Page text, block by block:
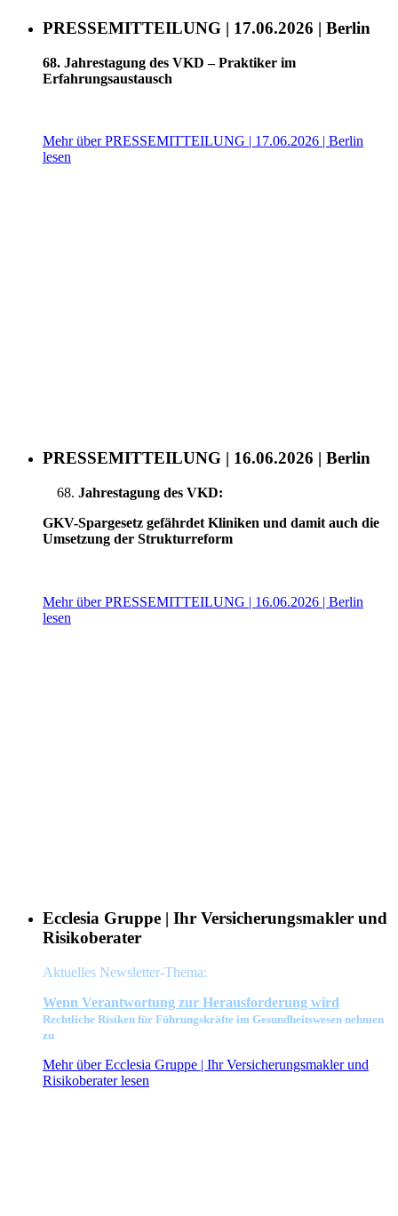
PRESSEMITTEILUNG | 17.06.2026 | Berlin
68. Jahrestagung des VKD – Praktiker im
Erfahrungsaustausch
Mehr über PRESSEMITTEILUNG | 17.06.2026 | Berlin
lesen
PRESSEMITTEILUNG | 16.06.2026 | Berlin
Jahrestagung des VKD:
GKV-Spargesetz gefährdet Kliniken und damit auch die
Umsetzung der Strukturreform
Mehr über PRESSEMITTEILUNG | 16.06.2026 | Berlin
lesen
Ecclesia Gruppe | Ihr Versicherungsmakler und
Risikoberater
Aktuelles Newsletter-Thema:
Wenn Verantwortung zur Herausforderung wird
Rechtliche Risiken für Führungskräfte im Gesundheitswesen nehmen
zu
Mehr über Ecclesia Gruppe | Ihr Versicherungsmakler und
Risikoberater lesen